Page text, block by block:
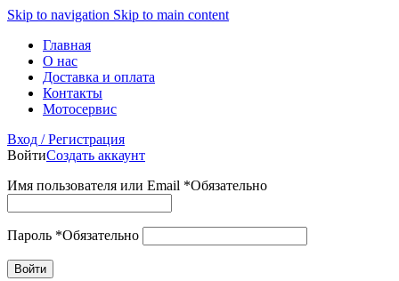
Skip to navigation Skip to main content
Главная
О нас
Доставка и оплата
Контакты
Мотосервис
Вход / Регистрация
ВойтиСоздать аккаунт
Имя пользователя или Email *Обязательно
Пароль *Обязательно
Войти